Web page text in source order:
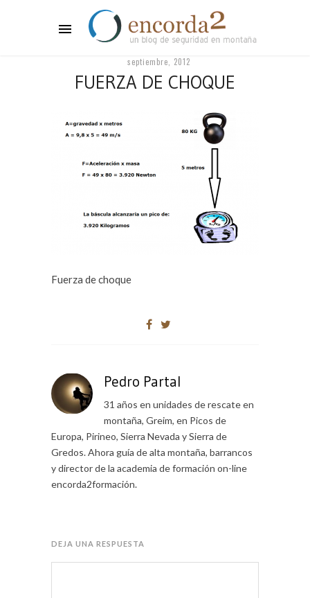
septiembre, 2012
FUERZA DE CHOQUE
Fuerza de choque
Pedro Partal
31 años en unidades de rescate en
montaña, Greim, en Picos de
Europa, Pirineo, Sierra Nevada y Sierra de
Gredos. Ahora guía de alta montaña, barrancos
y director de la academia de formación on-line
encorda2formación.
DEJA UNA RESPUESTA